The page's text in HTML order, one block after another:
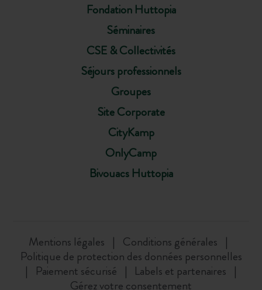
Fondation Huttopia
Séminaires
CSE & Collectivités
Séjours professionnels
Groupes
Site Corporate
CityKamp
OnlyCamp
Bivouacs Huttopia
Mentions légales
Conditions générales
Politique de protection des données personnelles
Paiement sécurisé
Labels et partenaires
Gérez votre consentement